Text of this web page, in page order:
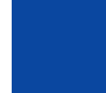
Vous
équipes.